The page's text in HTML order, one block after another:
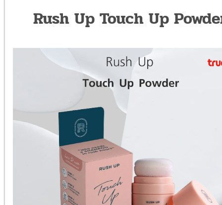
Rush Up Touch Up